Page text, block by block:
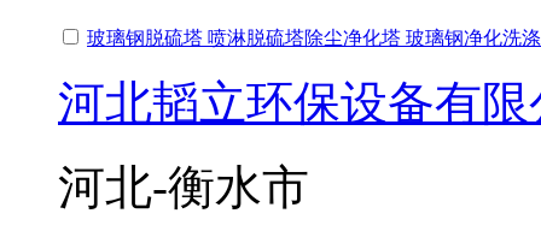
玻璃钢脱硫塔 喷淋脱硫塔除尘净化塔 玻璃钢净化洗
河北韬立环保设备有限
河北-衡水市